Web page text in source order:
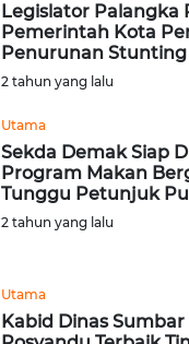
Legislator Palangka
Pemerintah Kota
Penurunan Stunting
2 tahun yang lalu
Utama
Sekda Demak Siap
Program Makan
Tunggu Petunjuk
2 tahun yang lalu
Utama
Kabid Dinas